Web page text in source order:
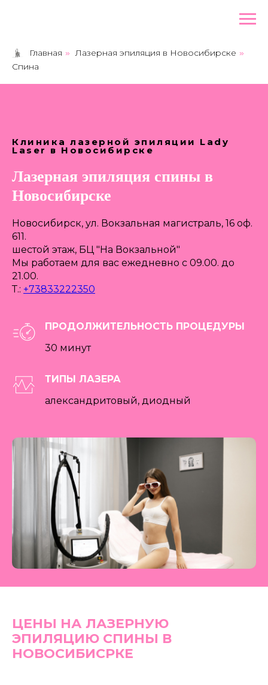
Главная » Лазерная эпиляция в Новосибирске »
Спина
Клиника лазерной эпиляции Lady
Laser в Новосибирске
Лазерная эпиляция спины в
Новосибирске
Новосибирск, ул. Вокзальная магистраль, 16 оф.
611.
шестой этаж, БЦ "На Вокзальной"
Мы работаем для вас ежедневно с 09.00. до
21.00.
Т.: +73833222350
ПРОДОЛЖИТЕЛЬНОСТЬ ПРОЦЕДУРЫ
30 минут
ТИПЫ ЛАЗЕРА
александритовый, диодный
ЦЕНЫ НА ЛАЗЕРНУЮ
ЭПИЛЯЦИЮ СПИНЫ В
НОВОСИБИСРКЕ